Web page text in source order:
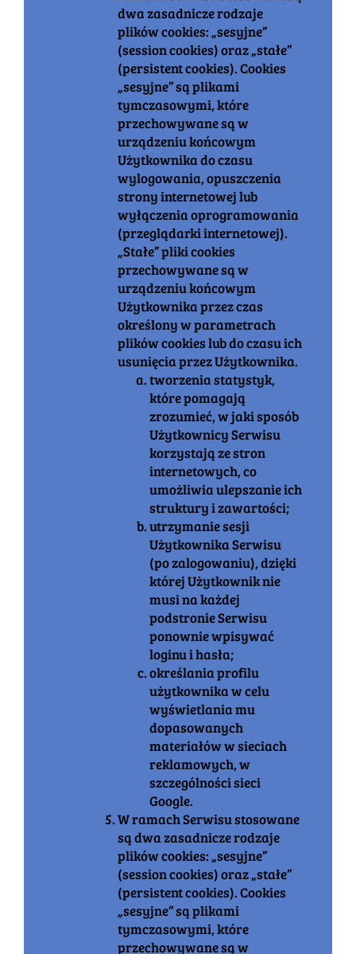
dwa zasadnicze rodzaje
plików cookies: „sesyjne”
(session cookies) oraz „stałe”
(persistent cookies). Cookies
„sesyjne” są plikami
tymczasowymi, które
przechowywane są w
urządzeniu końcowym
Użytkownika do czasu
wylogowania, opuszczenia
strony internetowej lub
wyłączenia oprogramowania
(przeglądarki internetowej).
„Stałe” pliki cookies
przechowywane są w
urządzeniu końcowym
Użytkownika przez czas
określony w parametrach
plików cookies lub do czasu ich
usunięcia przez Użytkownika.
tworzenia statystyk,
które pomagają
zrozumieć, w jaki sposób
Użytkownicy Serwisu
korzystają ze stron
internetowych, co
umożliwia ulepszanie ich
struktury i zawartości;
utrzymanie sesji
Użytkownika Serwisu
(po zalogowaniu), dzięki
której Użytkownik nie
musi na każdej
podstronie Serwisu
ponownie wpisywać
loginu i hasła;
określania profilu
użytkownika w celu
wyświetlania mu
dopasowanych
materiałów w sieciach
reklamowych, w
szczególności sieci
Google.
W ramach Serwisu stosowane
są dwa zasadnicze rodzaje
plików cookies: „sesyjne”
(session cookies) oraz „stałe”
(persistent cookies). Cookies
„sesyjne” są plikami
tymczasowymi, które
przechowywane są w